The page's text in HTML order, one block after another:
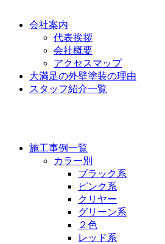
会社案内
代表挨拶
会社概要
アクセスマップ
大満足の外壁塗装の理由
スタッフ紹介一覧
施工事例一覧
カラー別
ブラック系
ピンク系
クリヤー
グリーン系
２色
レッド系